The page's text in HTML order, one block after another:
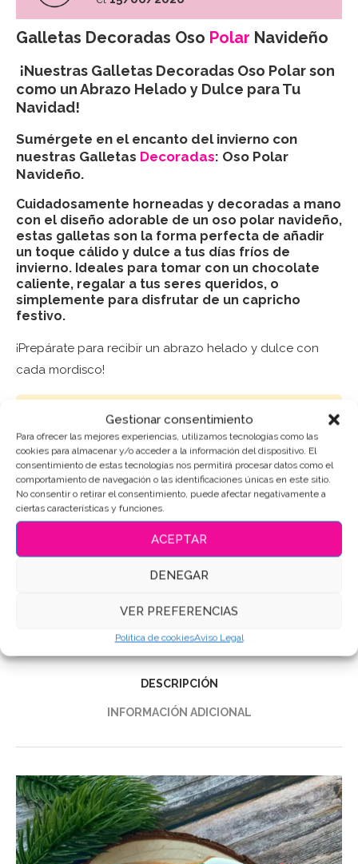
Gestionar consentimiento
Para ofrecer las mejores experiencias, utilizamos tecnologías como las
cookies para almacenar y/o acceder a la información del dispositivo. El
consentimiento de estas tecnologías nos permitirá procesar datos como el
comportamiento de navegación o las identificaciones únicas en este sitio.
No consentir o retirar el consentimiento, puede afectar negativamente a
ciertas características y funciones.
ACEPTAR
DENEGAR
VER PREFERENCIAS
Política de cookiesAviso Legal
Galletas Decoradas Oso Polar Navideño
¡Nuestras Galletas Decoradas Oso Polar son
como un Abrazo Helado y Dulce para Tu
Navidad!
Sumérgete en el encanto del invierno con
nuestras Galletas Decoradas: Oso Polar
Navideño.
Cuidadosamente horneadas y decoradas a mano
con el diseño adorable de un oso polar navideño,
estas galletas son la forma perfecta de añadir
un toque cálido y dulce a tus días fríos de
invierno. Ideales para tomar con un chocolate
caliente, regalar a tus seres queridos, o
simplemente para disfrutar de un capricho
festivo.
¡Prepárate para recibir un abrazo helado y dulce con
cada mordisco!
Puedes consultar los ingredientes aquí
AÑADIR AL CARRITO
Categoría:Navidad
DESCRIPCIÓN
INFORMACIÓN ADICIONAL